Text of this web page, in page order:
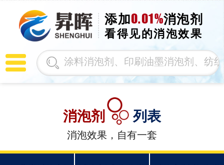
添加0.01%消泡剂
看得见的消泡效果
消泡剂 列表
消泡效果，自有一套